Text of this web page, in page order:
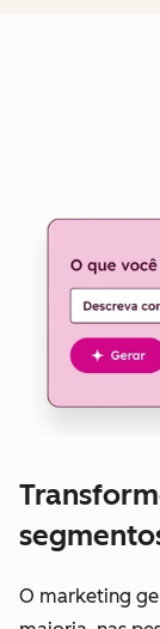
O marketing